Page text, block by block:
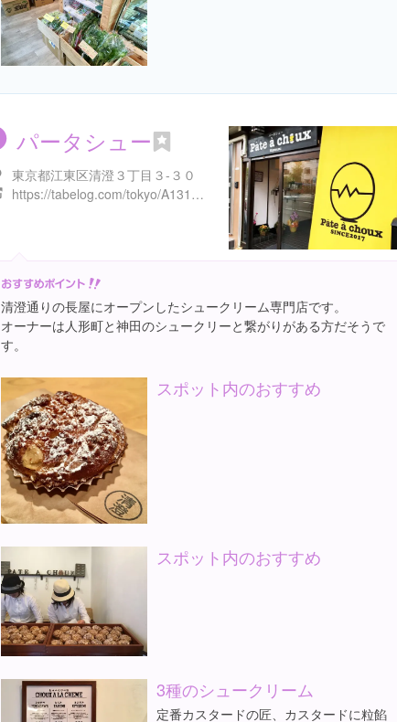
パータシュー
東京都江東区清澄３丁目３-３０
https://tabelog.com/tokyo/A1313/A131303/13208095/
清澄通りの長屋にオープンしたシュークリーム専門店です。
オーナーは人形町と神田のシュークリーと繋がりがある方だそうで
す。
スポット内のおすすめ
スポット内のおすすめ
3種のシュークリーム
定番カスタードの匠、カスタードに粒餡